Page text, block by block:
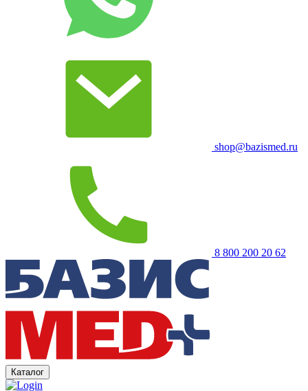
shop@bazismed.ru
8 800 200 20 62
Каталог